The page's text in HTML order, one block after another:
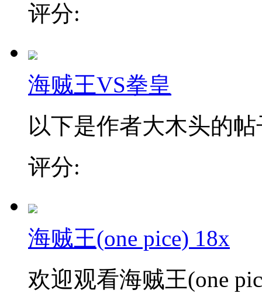
评分:
海贼王VS拳皇
以下是作者大木头的
评分:
海贼王(one pice) 18x
欢迎观看海贼王(one